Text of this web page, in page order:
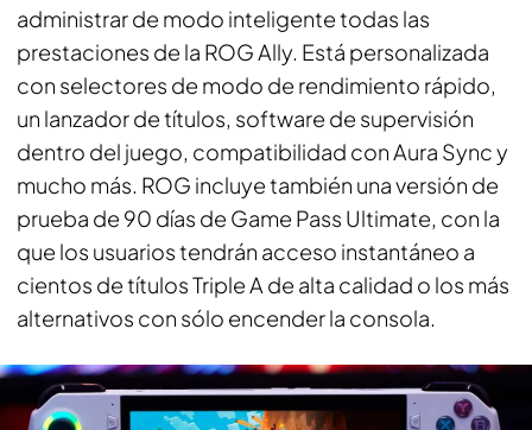
administrar de modo inteligente todas las
prestaciones de la ROG Ally. Está personalizada
con selectores de modo de rendimiento rápido,
un lanzador de títulos, software de supervisión
dentro del juego, compatibilidad con Aura Sync y
mucho más. ROG incluye también una versión de
prueba de 90 días de Game Pass Ultimate, con la
que los usuarios tendrán acceso instantáneo a
cientos de títulos Triple A de alta calidad o los más
alternativos con sólo encender la consola.